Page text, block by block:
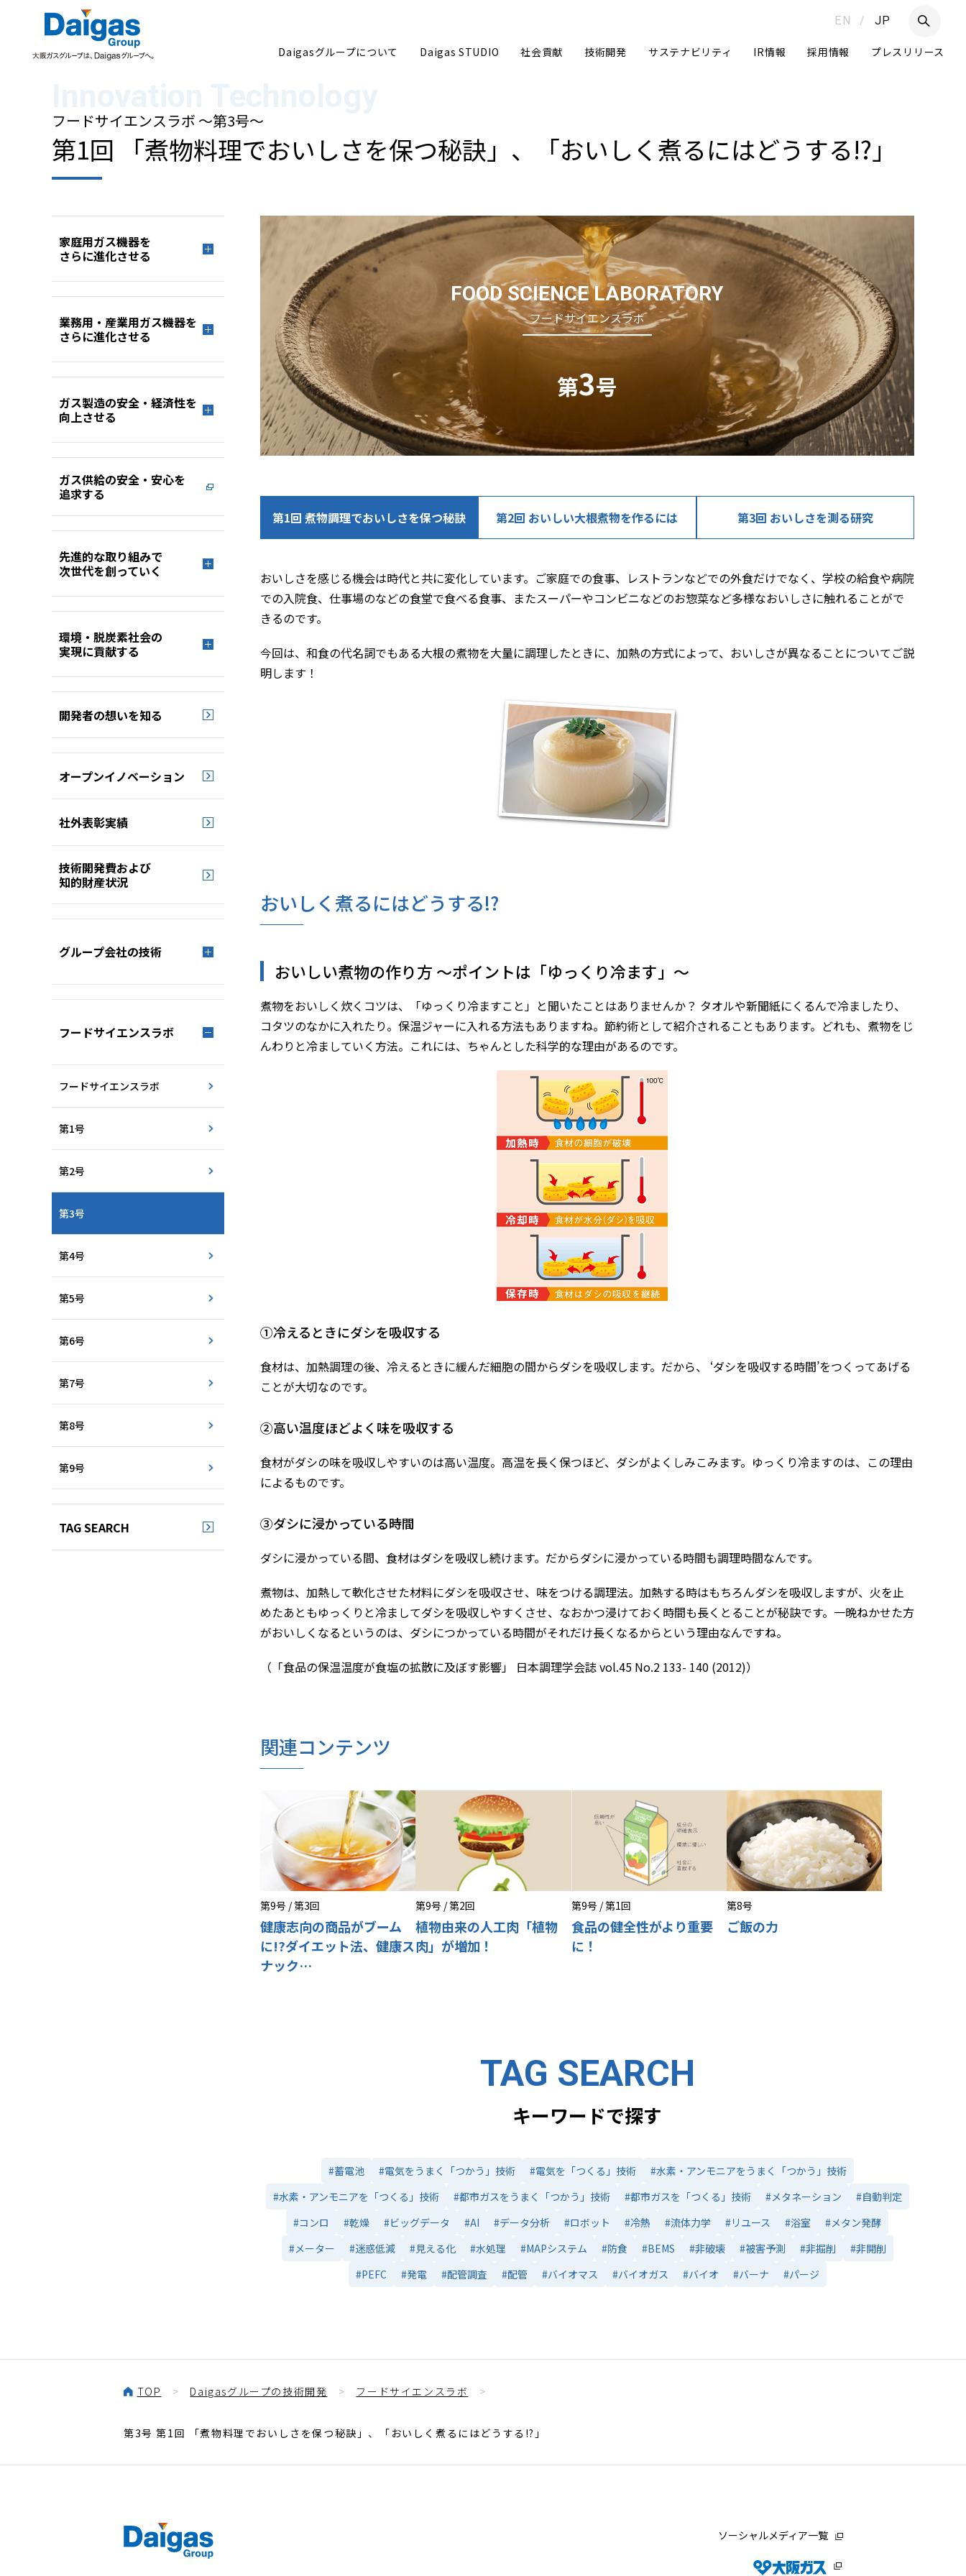
EN / JP
Daigasグループについて
Daigasグループについて
事業内容 数字で見るDaigasグループ
沿革 Daigasグループ経営体制
Daigasグループ会社一覧 カーボンニュートラルへの挑戦
『e-メタン』プロモーションサイト
Daigas STUDIO 社会貢献 技術開発 サステナビリティ IR情報 採用情報 プレスリリース
フードサイエンスラボ ～第3号～
第1回 「煮物料理でおいしさを保つ秘訣」、 「おいしく煮るにはどうする!?」
FOOD SCIENCE LABORATORY
フードサイエンスラボ
第3号
第1回 煮物調理でおいしさを保つ秘訣 第2回 おいしい大根煮物を作るには 第3回 おいしさを測る研究
おいしさを感じる機会は時代と共に変化しています。ご家庭での食事、レストランなどでの外食だけでなく、学校の給食や病院
での入院食、仕事場のなどの食堂で食べる食事、またスーパーやコンビニなどのお惣菜など多様なおいしさに触れることがで
きるのです。
今回は、和食の代名詞でもある大根の煮物を大量に調理したときに、加熱の方式によって、おいしさが異なることについてご説
明します！
おいしく煮るにはどうする!?
おいしい煮物の作り方 ～ポイントは「ゆっくり冷ます」～
煮物をおいしく炊くコツは、「ゆっくり冷ますこと」と聞いたことはありませんか？ タオルや新聞紙にくるんで冷ましたり、
コタツのなかに入れたり。保温ジャーに入れる方法もありますね。節約術として紹介されることもあります。どれも、煮物をじ
んわりと冷ましていく方法。これには、ちゃんとした科学的な理由があるのです。
①冷えるときにダシを吸収する
食材は、加熱調理の後、冷えるときに緩んだ細胞の間からダシを吸収します。だから、 ‘ダシを吸収する時間’をつくってあげる
ことが大切なのです。
②高い温度ほどよく味を吸収する
食材がダシの味を吸収しやすいのは高い温度。高温を長く保つほど、ダシがよくしみこみます。ゆっくり冷ますのは、この理由
によるものです。
③ダシに浸かっている時間
ダシに浸かっている間、食材はダシを吸収し続けます。だからダシに浸かっている時間も調理時間なんです。
煮物は、加熱して軟化させた材料にダシを吸収させ、味をつける調理法。加熱する時はもちろんダシを吸収しますが、火を止
めたあともゆっくりと冷ましてダシを吸収しやすくさせ、なおかつ浸けておく時間も長くとることが秘訣です。一晩ねかせた方
がおいしくなるというのは、ダシにつかっている時間がそれだけ長くなるからという理由なんですね。
（「食品の保温温度が食塩の拡散に及ぼす影響」 日本調理学会誌 vol.45 No.2 133- 140 (2012)）
関連コンテンツ
第9号 / 第3回
健康志向の商品がブーム
に!?ダイエット法、健康ス
ナック…
第9号 / 第2回
植物由来の人工肉「植物
肉」が増加！
第9号 / 第1回
食品の健全性がより重要
に！
第8号
ご飯の力
TAG SEARCH
キーワードで探す
#蓄電池 #電気をうまく「つかう」技術 #電気を「つくる」技術
#水素・アンモニアをうまく「つかう」技術
#水素・アンモニアを「つくる」技術
#都市ガスをうまく「つかう」技術 #都市ガスを「つくる」技術 #メタネーション
#自動判定
#コンロ
#乾燥 #ビッグデータ #AI #データ分析 #ロボット #冷熱 #流体力学 #リユース #浴室
#メタン発酵
#メーター
#迷惑低減 #見える化 #水処理 #MAPシステム #防食 #BEMS #非破壊 #被害予測 #非掘削
#非開削
#PEFC
#発電 #配管調査 #配管 #バイオマス #バイオガス #バイオ #バーナ #パージ
家庭用ガス機器を
さらに進化させる
業務用・産業用ガス機器を
さらに進化させる
ガス製造の安全・経済性を
向上させる
ガス供給の安全・安心を
追求する
先進的な取り組みで
次世代を創っていく
環境・脱炭素社会の
実現に貢献する
開発者の想いを知る
オープンイノベーション
社外表彰実績
技術開発費および
知的財産状況
グループ会社の技術
フードサイエンスラボ
フードサイエンスラボ
第1号
第2号
第3号
第4号
第5号
第6号
第7号
第8号
第9号
TAG SEARCH
TOP Daigasグループの技術開発 フードサイエンスラボ
第3号 第1回 「煮物料理でおいしさを保つ秘訣」、「おいしく煮るにはどうする!?」
ソーシャルメディア一覧